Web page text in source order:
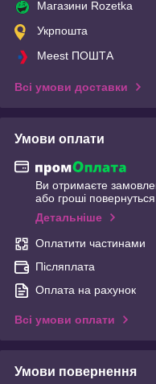
Магазини Rozetka
Укрпошта
Meest ПОШТА
Всі умови доставки
Умови оплати
Ви отримаєте
або гроші
Детальніше
Оплатити частинами
Післяплата
Оплата на рахунок
Всі умови оплати
Умови повернення